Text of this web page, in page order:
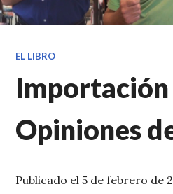
EL LIBRO
Opiniones
Publicado el 5 de febrero de